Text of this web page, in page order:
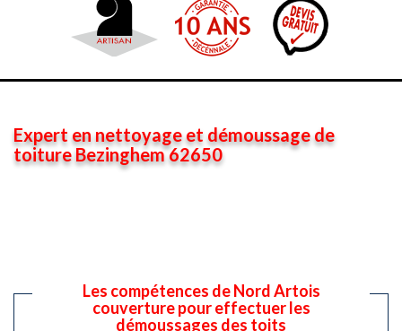
Expert en nettoyage et démoussage de
toiture Bezinghem 62650
Les compétences de Nord Artois
couverture pour effectuer les
démoussages des toits